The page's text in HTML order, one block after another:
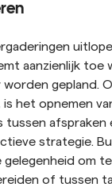
aanzienlijk toe
gepland.
het opnemen
afspraken
strategie.
gelegenheid om
of tussen